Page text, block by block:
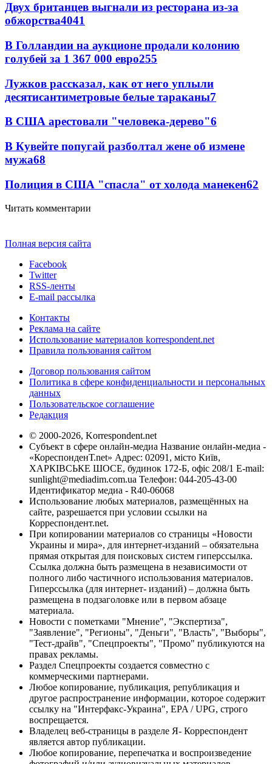
Двух британцев выгнали из ресторана из-за
обжорства4041
В Голландии на аукционе продали колонию
голубей за 1 367 000 евро255
Лужков рассказал, как от него уплыли
десятисантиметровые белые тараканы7
В США арестовали "человека-дерево"6
В Кувейте попугай разболтал жене об измене
мужа68
Полиция в США "спасла" от холода манекен62
Читать комментарии
Полная версия сайта
Facebook
Twitter
RSS-ленты
E-mail рассылка
Контакты
Реклама на сайте
Использование материалов korrespondent.net
Правила пользования сайтом
Договор пользования сайтом
Политика в сфере конфиденциальности и персональных
данных
Пользовательское соглашение
Редакция
© 2000-2026, Korrespondent.net
Субъект в сфере онлайн-медиа Название онлайн-медиа -
«КореспонденТ.net» Адрес: 02091, місто Київ,
ХАРКІВСЬКЕ ШОСЕ, будинок 172-Б, офіс 208/1 E-mail:
sunlight@mediadim.com.ua Телефон: 044-205-43-00
Идентификатор медиа - R40-06068
Использование любых материалов, размещённых на
сайте, разрешается при условии ссылки на
Корреспондент.net.
При копировании материалов со страницы «Новости
Украины и мира», для интернет-изданий – обязательна
прямая открытая для поисковых систем гиперссылка.
Ссылка должна быть размещена в независимости от
полного либо частичного использования материалов.
Гиперссылка (для интернет- изданий) – должна быть
размещена в подзаголовке или в первом абзаце
материала.
Новости с пометками "Мнение", "Экспертиза",
"Заявление", "Регионы", "Деньги", "Власть", "Выборы",
"Тест-драйв", "Спецпроекты", "Промо" публикуются на
правах рекламы.
Раздел Спецпроекты создается совместно с
коммерческими партнерами.
Любое копирование, публикация, републикация и
другое распространение информации, которое содержит
ссылку на "Интерфакс-Украина", EPA / UPG, строго
воспрещается.
Владелец веб-страницы в разделе Я- Корреспондент
является автор публикации.
Любое копирование, перепечатка и воспроизведение